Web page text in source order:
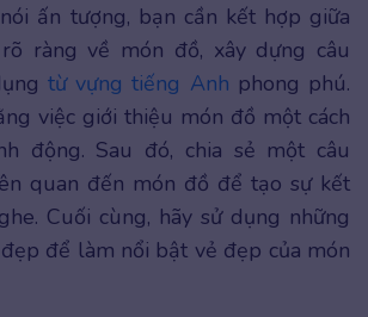
ấn tượng, bạn cần kết hợp giữa
ràng về món đồ, xây dựng câu
từ vựng tiếng Anh phong phú.
việc giới thiệu món đồ một cách
động. Sau đó, chia sẻ một câu
quan đến món đồ để tạo sự kết
Cuối cùng, hãy sử dụng những
để làm nổi bật vẻ đẹp của món